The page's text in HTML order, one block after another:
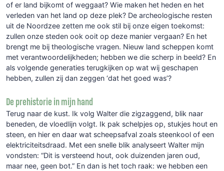
of er land bijkomt of weggaat? Wie maken het heden en het
verleden van het land op deze plek? De archeologische resten
uit de Noordzee zetten me ook stil bij onze eigen toekomst:
zullen onze steden ook ooit op deze manier vergaan? En het
brengt me bij theologische vragen. Nieuw land scheppen komt
met verantwoordelijkheden; hebben we die scherp in beeld? En
als volgende generaties terugkijken op wat wij geschapen
hebben, zullen zij dan zeggen ‘dat het goed was’?
De prehistorie in mijn hand
Terug naar de kust. Ik volg Walter die zigzaggend, blik naar
beneden, de vloedlijn volgt. Ik pak schelpjes op, stukjes hout en
steen, en hier en daar wat scheepsafval zoals steenkool of een
elektriciteitsdraad. Met een snelle blik analyseert Walter mijn
vondsten: “Dit is versteend hout, ook duizenden jaren oud,
maar nee, geen bot.” En dan is het toch raak: we hebben een